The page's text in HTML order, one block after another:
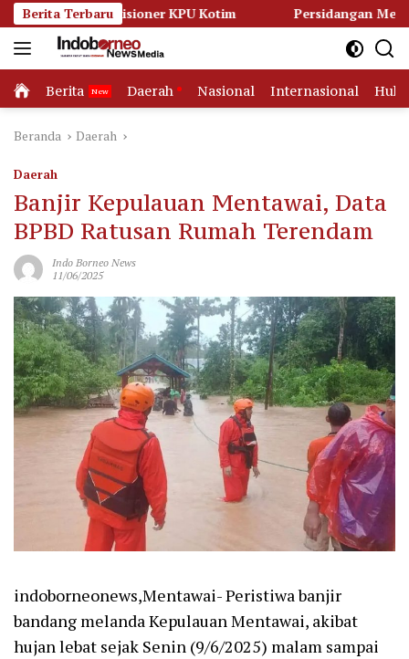
Langsung
ke
konten
Berita Terbaru
KPU Kotim Persidangan Memanas, Kuasa
Home
Berita Daerah Nasional Internasional
Beranda Daerah
Daerah
Banjir Kepulauan Mentawai, Data
BPBD Ratusan Rumah Terendam
Indo Borneo News
11/06/2025
indoborneonews,Mentawai- Peristiwa banjir
bandang melanda Kepulauan Mentawai, akibat
hujan lebat sejak Senin (9/6/2025) malam sampai